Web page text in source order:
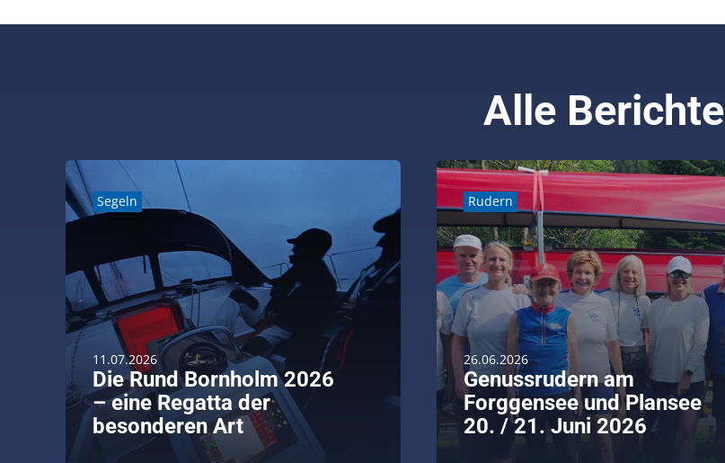
Alle Berichte
Segeln
11.07.2026
Die Rund Bornholm 2026
– eine Regatta der
besonderen Art
Rudern
26.06.2026
Genussrudern am
Forggensee und Plansee
20. / 21. Juni 2026